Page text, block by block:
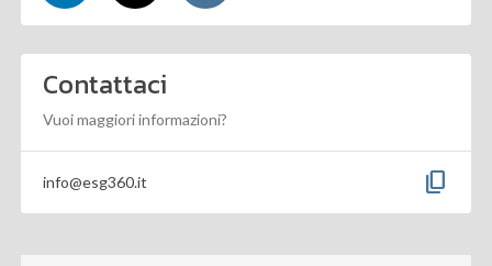
Contattaci
Vuoi maggiori informazioni?
info@esg360.it content_copy